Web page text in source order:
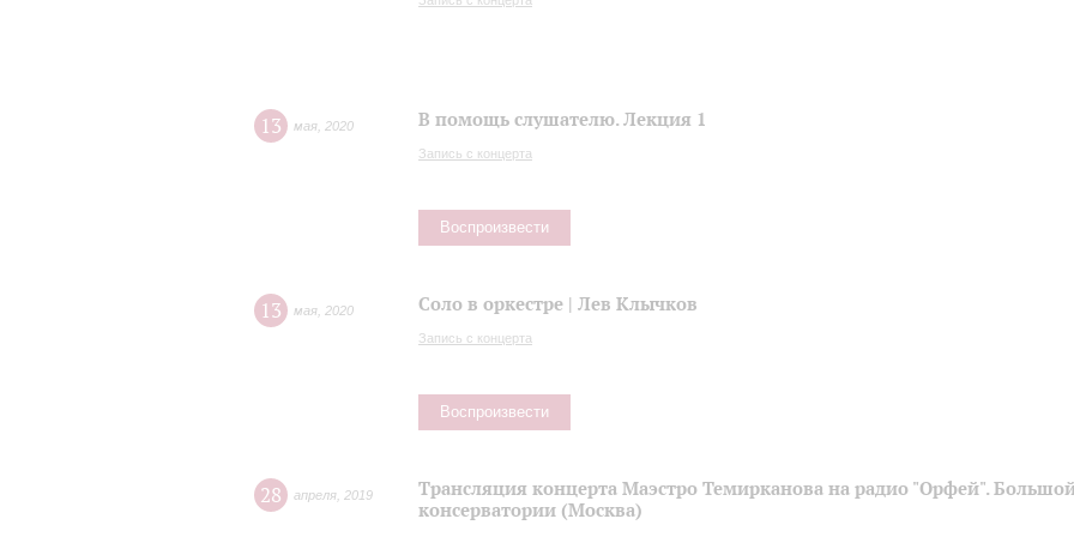
13 мая 2020 В помощь слушателю. Лекция 1
Запись с концерта
Воспроизвести
13 мая 2020 Соло в оркестре | Лев Клычков
Запись с концерта
Воспроизвести
28 апреля 2019
Трансляция концерта Маэстро Темирканова на радио "Орфей".
консерватории (Москва)